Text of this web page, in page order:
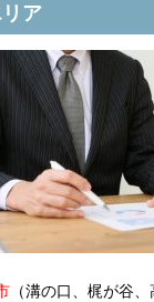
ア
（溝の口、梶が谷